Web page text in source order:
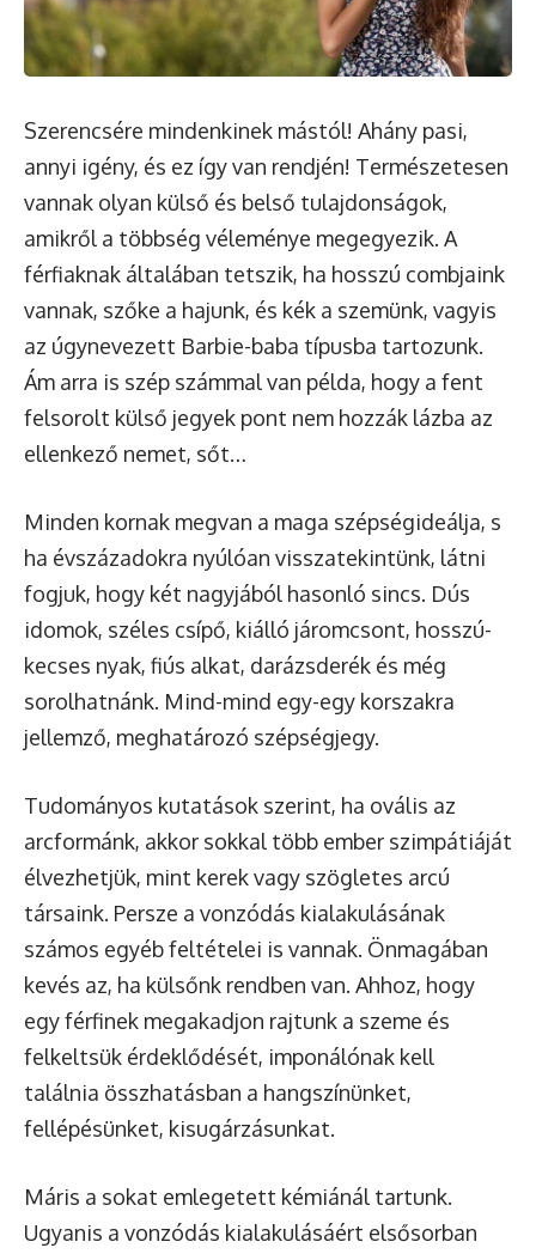
Szerencsére mindenkinek mástól! Ahány pasi,
annyi igény, és ez így van rendjén! Természetesen
vannak olyan külső és belső tulajdonságok,
amikről a többség véleménye megegyezik. A
férfiaknak általában tetszik, ha hosszú combjaink
vannak, szőke a hajunk, és kék a szemünk, vagyis
az úgynevezett Barbie-baba típusba tartozunk.
Ám arra is szép számmal van példa, hogy a fent
felsorolt külső jegyek pont nem hozzák lázba az
ellenkező nemet, sőt…
Minden kornak megvan a maga szépségideálja, s
ha évszázadokra nyúlóan visszatekintünk, látni
fogjuk, hogy két nagyjából hasonló sincs. Dús
idomok, széles csípő, kiálló járomcsont, hosszú-
kecses nyak, fiús alkat, darázsderék és még
sorolhatnánk. Mind-mind egy-egy korszakra
jellemző, meghatározó szépségjegy.
Tudományos kutatások szerint, ha ovális az
arcformánk, akkor sokkal több ember szimpátiáját
élvezhetjük, mint kerek vagy szögletes arcú
társaink. Persze a vonzódás kialakulásának
számos egyéb feltételei is vannak. Önmagában
kevés az, ha külsőnk rendben van. Ahhoz, hogy
egy férfinek megakadjon rajtunk a szeme és
felkeltsük érdeklődését, imponálónak kell
találnia összhatásban a hangszínünket,
fellépésünket, kisugárzásunkat.
Máris a sokat emlegetett kémiánál tartunk.
Ugyanis a vonzódás kialakulásáért elsősorban